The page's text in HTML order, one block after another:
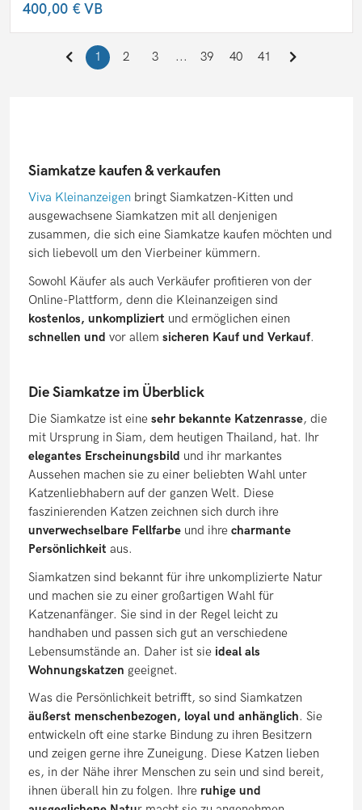
400,00 €VB
1 2 3 ... 39 40 41
Siamkatze kaufen & verkaufen
Viva Kleinanzeigenbringt Siamkatzen-Kitten und
ausgewachsene Siamkatzen mit all denjenigen
zusammen, die sich eine Siamkatze kaufen möchten und
sich liebevoll um den Vierbeiner kümmern.
Sowohl Käufer als auch Verkäufer profitieren von der
Online-Plattform, denn die Kleinanzeigen sind
kostenlos, unkompliziert und ermöglichen einen
schnellen und vor allem sicheren Kauf und Verkauf.
Die Siamkatze im Überblick
Die Siamkatze ist eine sehr bekannte Katzenrasse, die
mit Ursprung in Siam, dem heutigen Thailand, hat. Ihr
elegantes Erscheinungsbild und ihr markantes
Aussehen machen sie zu einer beliebten Wahl unter
Katzenliebhabern auf der ganzen Welt. Diese
faszinierenden Katzen zeichnen sich durch ihre
unverwechselbare Fellfarbeund ihre charmante
Persönlichkeit aus.
Siamkatzen sind bekannt für ihre unkomplizierte Natur
und machen sie zu einer großartigen Wahl für
Katzenanfänger. Sie sind in der Regel leicht zu
handhaben und passen sich gut an verschiedene
Lebensumstände an. Daher ist sie ideal als
Wohnungskatzen geeignet.
Was die Persönlichkeit betrifft, so sind Siamkatzen
äußerst menschenbezogen, loyal und anhänglich. Sie
entwickeln oft eine starke Bindung zu ihren Besitzern
und zeigen gerne ihre Zuneigung. Diese Katzen lieben
es, in der Nähe ihrer Menschen zu sein und sind bereit,
ihnen überall hin zu folgen. Ihre ruhige und